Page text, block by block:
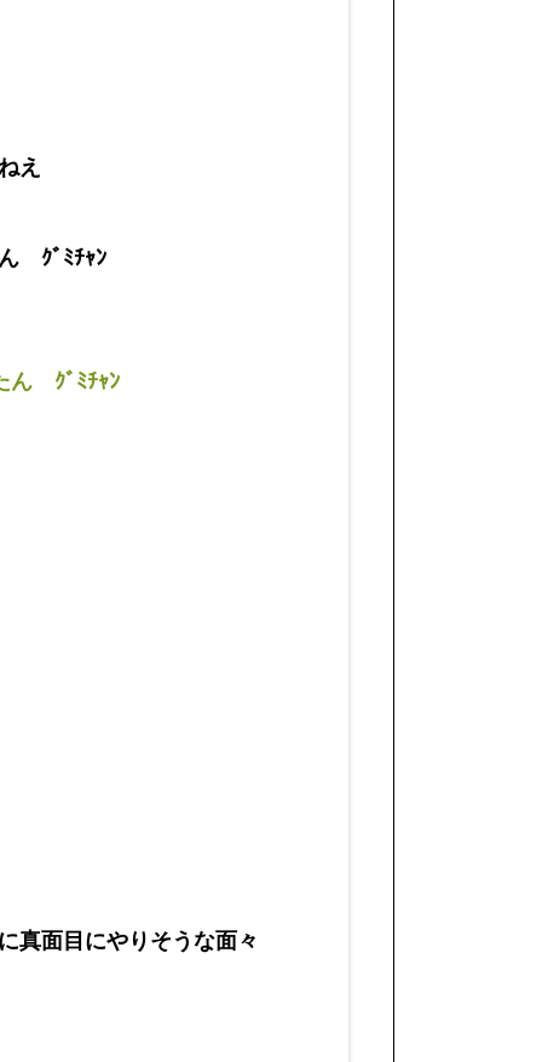
え
ｸﾞﾐﾁｬﾝ
ｸﾞﾐﾁｬﾝ
真面目にやりそうな面々